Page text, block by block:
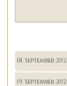
18. September
19. September